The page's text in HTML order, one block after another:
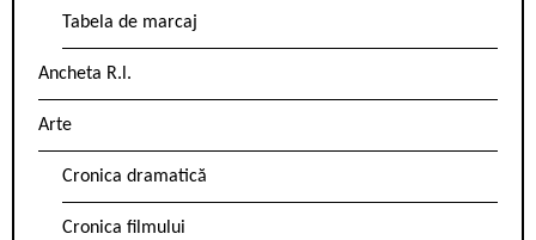
Tabela de marcaj
Ancheta R.l.
Arte
Cronica dramatică
Cronica filmului